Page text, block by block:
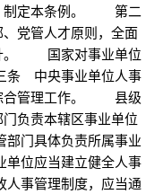
制定本条例。 第二
党管人才原则，全面
针。 国家对事业单位
中央事业单位人事
综合管理工作。 县级
负责本辖区事业单位
门具体负责所属事业
位应当建立健全人事
事管理制度，应当通